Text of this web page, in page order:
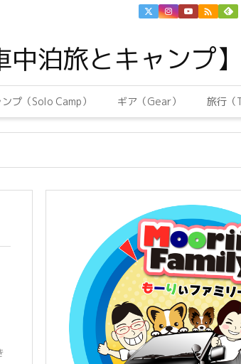
泊旅とキャンプ】
プ（Solo Camp） ギア（Gear） 旅行（
